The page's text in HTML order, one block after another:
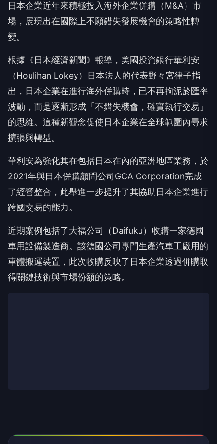
日本企業近年來積極投入海外企業併購（M&A）市
場，展現出在國際上不願錯失發展機會的策略性轉
變。
根據《日本經濟新聞》報導，美國投資銀行華利安
（Houlihan Lokey）日本法人的代表野々宮律子指
出，日本企業在進行海外併購時，已不再拘泥於匯率
波動，而是逐漸形成「不錯失機會，確實執行交易」
的思維。這種新觀念促使日本企業在全球範圍內尋求
擴張與轉型。
華利安為強化其在包括日本在內的亞洲地區業務，於
2021年與日本併購顧問公司GCA Corporation完成
了經營整合，此舉進一步提升了其協助日本企業進行
跨國交易的能力。
近期案例包括了大福公司（Daifuku）收購一家德國
車用設備製造商。該德國公司專門生產汽車工廠用的
車體搬運裝置，此次收購反映了日本企業透過併購取
得關鍵技術與市場份額的策略。